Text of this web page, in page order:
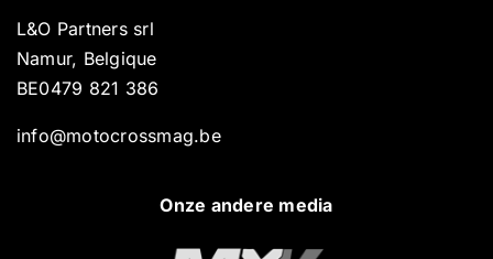
L&O Partners srl
Namur, Belgique
BE0479 821 386
info@motocrossmag.be
Onze andere media